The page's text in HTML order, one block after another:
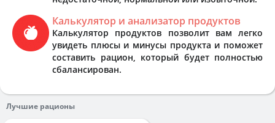
Калькулятор и анализатор продуктов
Калькулятор продуктов позволит вам легко
увидеть плюсы и минусы продукта и поможет
составить рацион, который будет полностью
сбалансирован.
Лучшие рационы